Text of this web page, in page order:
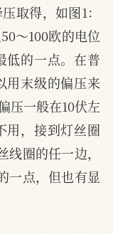
取得，如图1：
～100欧的电位
低的一点。在普
用末级的偏压来
压一般在10伏左
用，接到灯丝圈
圈的任一边，
一点，但也有显